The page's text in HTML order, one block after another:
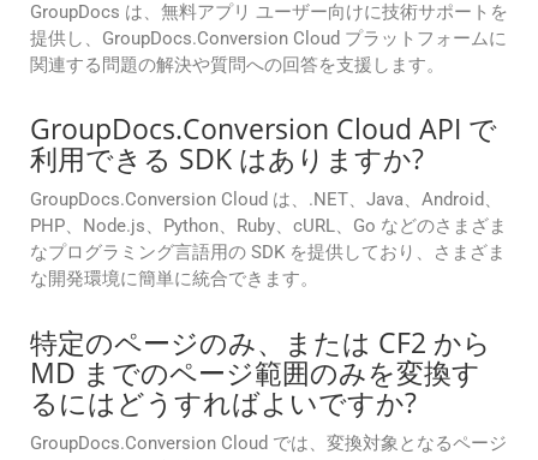
GroupDocs は、無料アプリ ユーザー向けに技術サポートを
提供し、GroupDocs.Conversion Cloud プラットフォームに
関連する問題の解決や質問への回答を支援します。
GroupDocs.Conversion Cloud API で
利用できる SDK はありますか?
GroupDocs.Conversion Cloud は、.NET、Java、Android、
PHP、Node.js、Python、Ruby、cURL、Go などのさまざま
なプログラミング言語用の SDK を提供しており、さまざま
な開発環境に簡単に統合できます。
特定のページのみ、または CF2 から
MD までのページ範囲のみを変換す
るにはどうすればよいですか?
GroupDocs.Conversion Cloud では、変換対象となるページ